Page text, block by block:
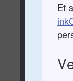
Et